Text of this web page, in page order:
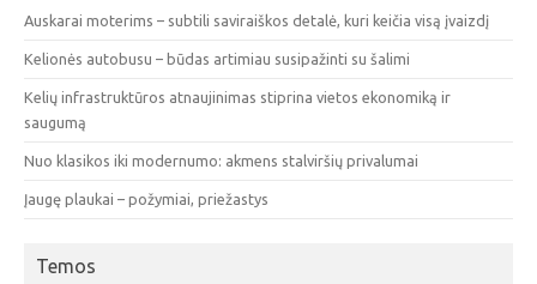
Auskarai moterims – subtili saviraiškos detalė, kuri keičia visą įvaizdį
Kelionės autobusu – būdas artimiau susipažinti su šalimi
Kelių infrastruktūros atnaujinimas stiprina vietos ekonomiką ir
saugumą
Nuo klasikos iki modernumo: akmens stalviršių privalumai
Įaugę plaukai – požymiai, priežastys
Temos